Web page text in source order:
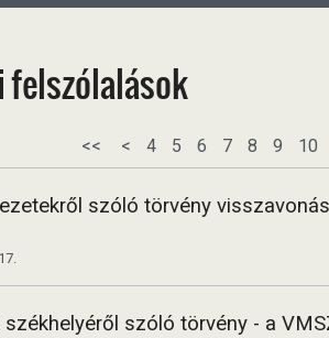
felszólalások
<< < 4 5 6 7 8 9 10
szóló törvény
szóló törvény - a